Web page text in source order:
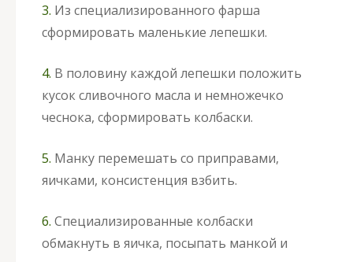
3. Из специализированного фарша
сформировать маленькие лепешки.
4. В половину каждой лепешки положить
кусок сливочного масла и немножечко
чеснока, сформировать колбаски.
5. Манку перемешать со приправами,
яичками, консистенция взбить.
6. Специализированные колбаски
обмакнуть в яичка, посыпать манкой и